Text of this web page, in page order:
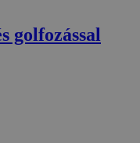
golfozással